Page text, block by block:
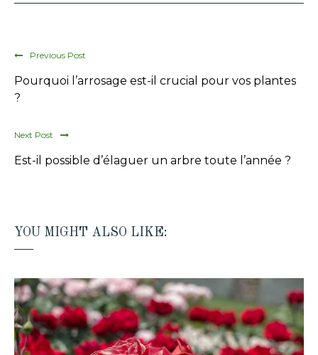
Previous Post
Pourquoi l’arrosage est-il crucial pour vos plantes
?
Next Post
Est-il possible d’élaguer un arbre toute l’année ?
YOU MIGHT ALSO LIKE: